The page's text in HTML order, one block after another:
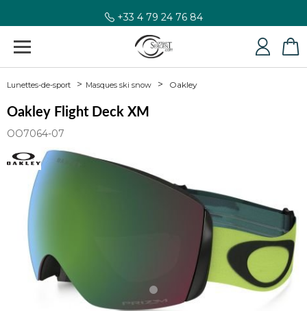
+33 4 79 24 76 84
Lunettes-de-sport Masques ski snow Oakley
Oakley Flight Deck XM
OO7064-07